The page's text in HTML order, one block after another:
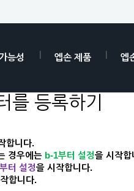
능성 엡손 제품 엡
등록하기
합니다.
경우에는 b-1부터 설정을 시작합
터 설정을 시작합니다.
합니다.